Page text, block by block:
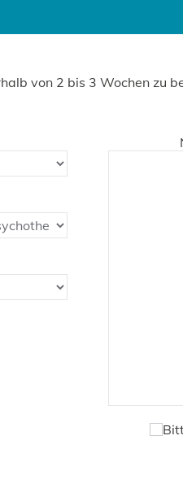
von 2 bis 3 Wochen zu